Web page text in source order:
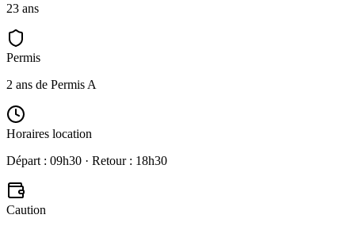
23 ans
Permis
2 ans de Permis A
Horaires location
Départ : 09h30 · Retour : 18h30
Caution